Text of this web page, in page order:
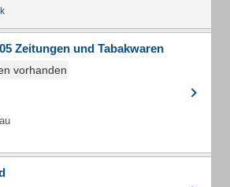
Zeitungen und Tabakwaren
vorhanden